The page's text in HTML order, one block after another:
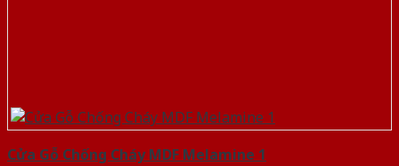
Cửa Gỗ Chống Cháy MDF Melamine 1